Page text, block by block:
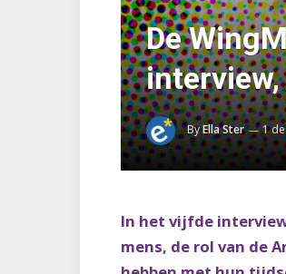
De
interview,
ByElla Ster 1
In het vijfde
mens, de rol van de